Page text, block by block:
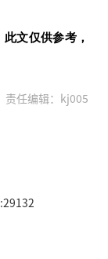
文仅供参考，
责任编辑：kj005